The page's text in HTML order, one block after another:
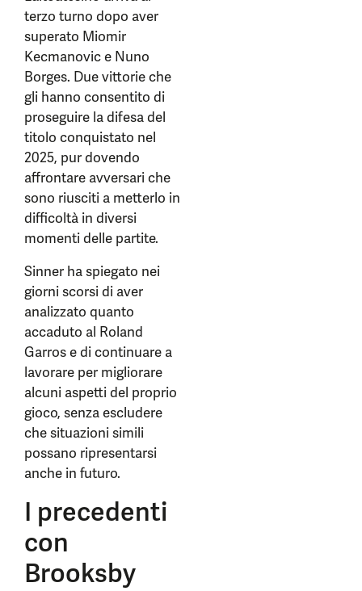
terzo turno dopo aver
superato Miomir
Kecmanovic e Nuno
Borges. Due vittorie che
gli hanno consentito di
proseguire la difesa del
titolo conquistato nel
2025, pur dovendo
affrontare avversari che
sono riusciti a metterlo in
difficoltà in diversi
momenti delle partite.
Sinner ha spiegato nei
giorni scorsi di aver
analizzato quanto
accaduto al Roland
Garros e di continuare a
lavorare per migliorare
alcuni aspetti del proprio
gioco, senza escludere
che situazioni simili
possano ripresentarsi
anche in futuro.
I precedenti
con
Brooksby